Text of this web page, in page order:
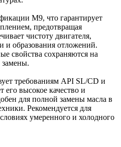
М9, что гарантирует
предотвращая
чистоту двигателя,
и образования отложений.
свойства сохраняются на
замены.
требованиям API SL/CD и
высокое качество и
для полной замены масла в
Рекомендуется для
умеренного и холодного